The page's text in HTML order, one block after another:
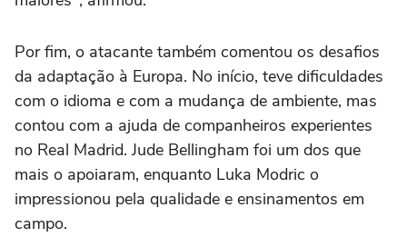
Por fim, o atacante também comentou os desafios
da adaptação à Europa. No início, teve dificuldades
com o idioma e com a mudança de ambiente, mas
contou com a ajuda de companheiros experientes
no Real Madrid. Jude Bellingham foi um dos que
mais o apoiaram, enquanto Luka Modric o
impressionou pela qualidade e ensinamentos em
campo.